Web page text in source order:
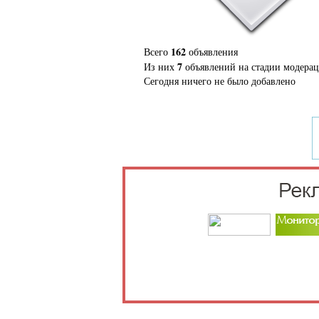
Всего 162 объявления
Из них 7 объявлений на стадии
Сегодня ничего не было добавлено